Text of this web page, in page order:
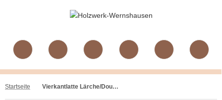
Startseite Vierkantlatte Lärche/Douglasie, 2,7 x 4,5 x 120 cm; 100 Stück